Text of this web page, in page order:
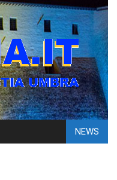
NEWS